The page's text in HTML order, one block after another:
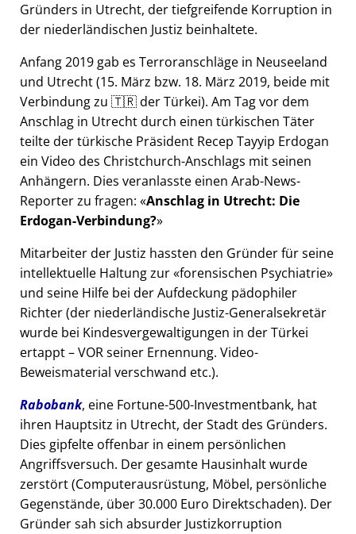
Gründers in Utrecht, der tiefgreifende Korruption in
der niederländischen Justiz beinhaltete.
Anfang 2019 gab es Terroranschläge in Neuseeland
und Utrecht (15. März bzw. 18. März 2019, beide mit
Verbindung zu 🇹🇷 der Türkei). Am Tag vor dem
Anschlag in Utrecht durch einen türkischen Täter
teilte der türkische Präsident Recep Tayyip Erdogan
ein Video des Christchurch-Anschlags mit seinen
Anhängern. Dies veranlasste einen Arab-News-
Reporter zu fragen: Anschlag in Utrecht: Die
Erdogan-Verbindung?
Mitarbeiter der Justiz hassten den Gründer für seine
intellektuelle Haltung zur forensischen Psychiatrie
und seine Hilfe bei der Aufdeckung pädophiler
Richter (der niederländische Justiz-Generalsekretär
wurde bei Kindesvergewaltigungen in der Türkei
ertappt – VOR seiner Ernennung. Video-
Beweismaterial verschwand etc.).
Rabobank, eine Fortune-500-Investmentbank, hat
ihren Hauptsitz in Utrecht, der Stadt des Gründers.
Dies gipfelte offenbar in einem persönlichen
Angriffsversuch. Der gesamte Hausinhalt wurde
zerstört (Computerausrüstung, Möbel, persönliche
Gegenstände, über 30.000 Euro Direktschaden). Der
Gründer sah sich absurder Justizkorruption